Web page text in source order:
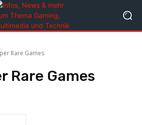
Rare Games
Rare Games